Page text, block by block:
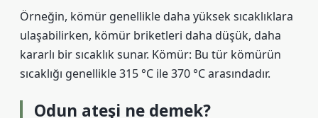
Örneğin, kömür genellikle daha yüksek sıcaklıklara
ulaşabilirken, kömür briketleri daha düşük, daha
kararlı bir sıcaklık sunar. Kömür: Bu tür kömürün
sıcaklığı genellikle 315 °C ile 370 °C arasındadır.
Odun ateşi ne demek?